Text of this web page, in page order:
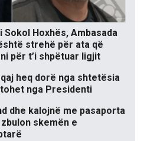
Sokol Hoxhës, Ambasada
strehë për ata që
për t’i shpëtuar ligjit
heq dorë nga shtetësia
nga Presidenti
dhe kalojnë me pasaporta
skemën e